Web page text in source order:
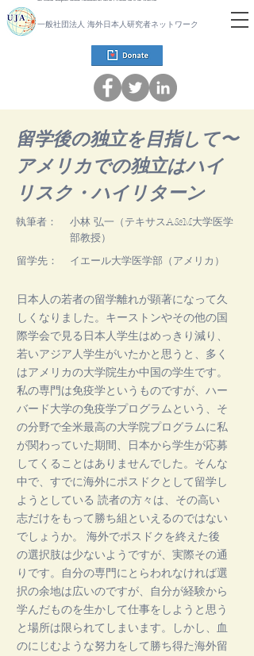
一般社団法人 海外日本人研究者ネットワーク
留学後の独立を目指して〜
アメリカでの独立はハイ
リスク・ハイリターン
執筆者：
小林 弘一（テキサスA&M大学医学
部教授）
留学先：
イエール大学医学部（アメリカ）
日本人の若者の留学離れが顕著になって久
しくなりました。キーストンやその他の国
際学会で見る日本人学生はめっきり減り、
若いアジア人学生がいたかと思うと、多く
はアメリカの大学院生か中国の学生です。
私の専門は免疫学というものですが、ハー
バード大学の免疫学プログラムという、そ
の分野で全米最高の大学院プログラムに私
が関わっていた期間、日本から学生が応募
してくることはありませんでした。そんな
中で、すでに海外にポスドクとして留学し
ようとしている 読者の方々は、その高い
志だけをもって勝ち組といえるのではない
でしょうか。 海外でポスドクを終えた後
の選択肢は少ないようですが、実際その通
りです。自分の専門にとらわれなければ選
択の余地は広いのですが、自分が経験から
学んだものを生かして仕事をしようと思う
と場所は限られてしまいます。しかし、血
のにじむような努力をして勝ち得た海外留